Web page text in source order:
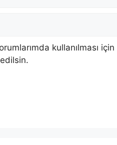
kullanılması